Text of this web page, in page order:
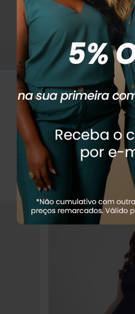
Vestido Plus Size
R$ 279,90 R$ 154,90
Em até3 sem